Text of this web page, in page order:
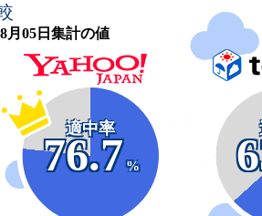
月05日集計の値
適中率
76.7
%